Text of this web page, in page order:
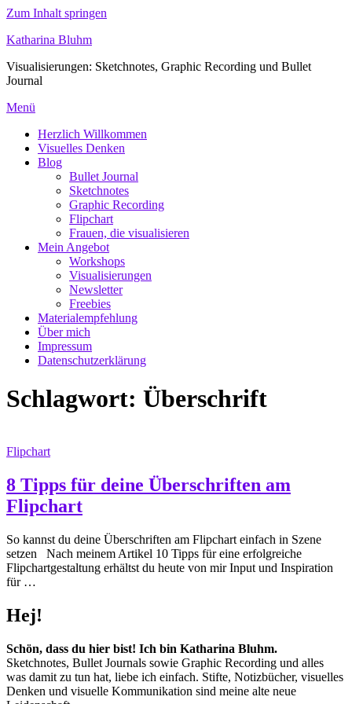
Zum Inhalt springen
Katharina Bluhm
Visualisierungen: Sketchnotes, Graphic Recording und Bullet
Journal
Menü
Herzlich Willkommen
Visuelles Denken
Blog
Bullet Journal
Sketchnotes
Graphic Recording
Flipchart
Frauen, die visualisieren
Mein Angebot
Workshops
Visualisierungen
Newsletter
Freebies
Materialempfehlung
Über mich
Impressum
Datenschutzerklärung
Schlagwort: Überschrift
Flipchart
8 Tipps für deine Überschriften am
Flipchart
So kannst du deine Überschriften am Flipchart einfach in Szene
setzen Nach meinem Artikel 10 Tipps für eine erfolgreiche
Flipchartgestaltung erhältst du heute von mir Input und Inspiration
für …
Hej!
Schön, dass du hier bist! Ich bin Katharina Bluhm.
Sketchnotes, Bullet Journals sowie Graphic Recording und alles
was damit zu tun hat, liebe ich einfach. Stifte, Notizbücher, visuelles
Denken und visuelle Kommunikation sind meine alte neue